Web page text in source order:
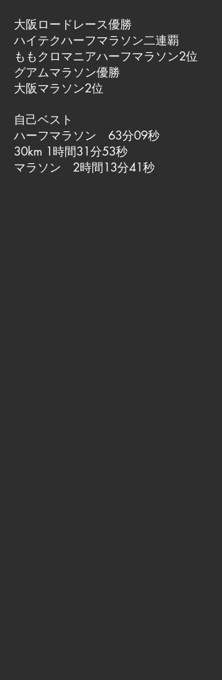
大阪ロードレース優勝
ハイテクハーフマラソン二連覇
ももクロマニアハーフマラソン2位
グアムマラソン優勝
大阪マラソン2位
自己ベスト
ハーフマラソン 63分09秒
30km 1時間31分53秒
マラソン 2時間13分41秒